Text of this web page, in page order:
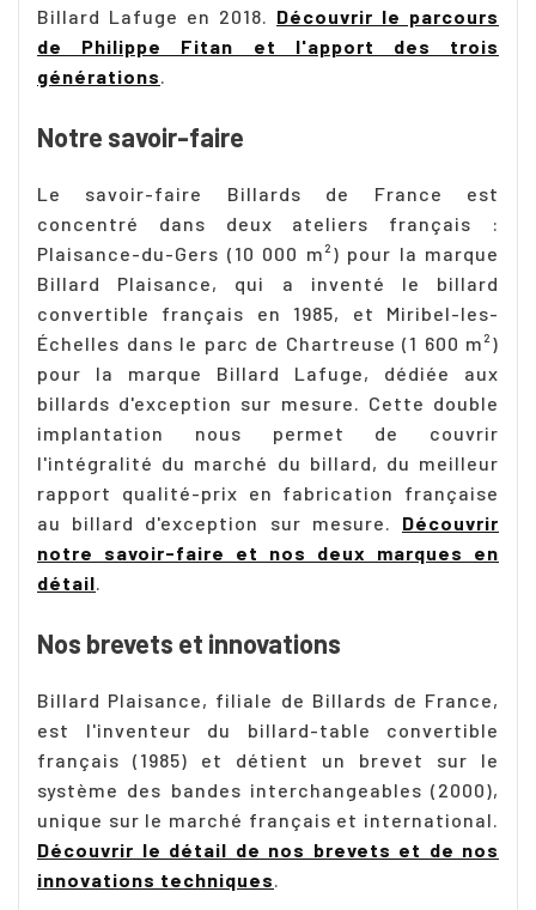
Billard Lafuge en 2018. Découvrir le parcours
de Philippe Fitan et l'apport des trois
générations.
Notre savoir-faire
Le savoir-faire Billards de France est
concentré dans deux ateliers français :
Plaisance-du-Gers (10 000 m²) pour la marque
Billard Plaisance, qui a inventé le billard
convertible français en 1985, et Miribel-les-
Échelles dans le parc de Chartreuse (1 600 m²)
pour la marque Billard Lafuge, dédiée aux
billards d'exception sur mesure. Cette double
implantation nous permet de couvrir
l'intégralité du marché du billard, du meilleur
rapport qualité-prix en fabrication française
au billard d'exception sur mesure. Découvrir
notre savoir-faire et nos deux marques en
détail.
Nos brevets et innovations
Billard Plaisance, filiale de Billards de France,
est l'inventeur du billard-table convertible
français (1985) et détient un brevet sur le
système des bandes interchangeables (2000),
unique sur le marché français et international.
Découvrir le détail de nos brevets et de nos
innovations techniques.